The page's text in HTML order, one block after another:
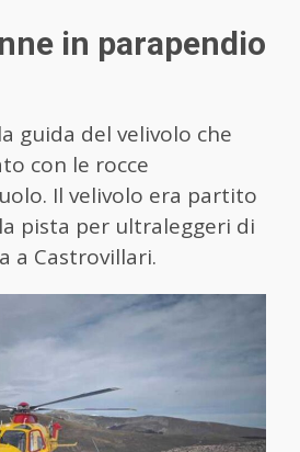
in parapendio
guida del velivolo che
con le rocce
Il velivolo era partito
pista per ultraleggeri di
a Castrovillari.